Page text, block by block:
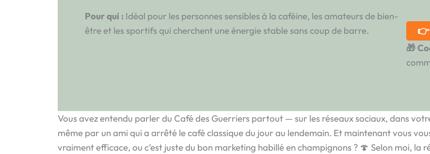
Pour qui :Idéal pour les personnes sensibles à la caféine, les amateurs de bien-
être et les sportifs qui cherchent une énergie stable sans coup de barre.
👉
🎁
Vous avez entendu parler du Café des Guerriers partout — sur les réseaux sociaux, dans
même par un ami qui a arrêté le café classique du jour au lendemain. Et maintenant vous
vraiment efficace, ou c’est juste du bon marketing habillé en champignons ? 🍄 Selon moi, la